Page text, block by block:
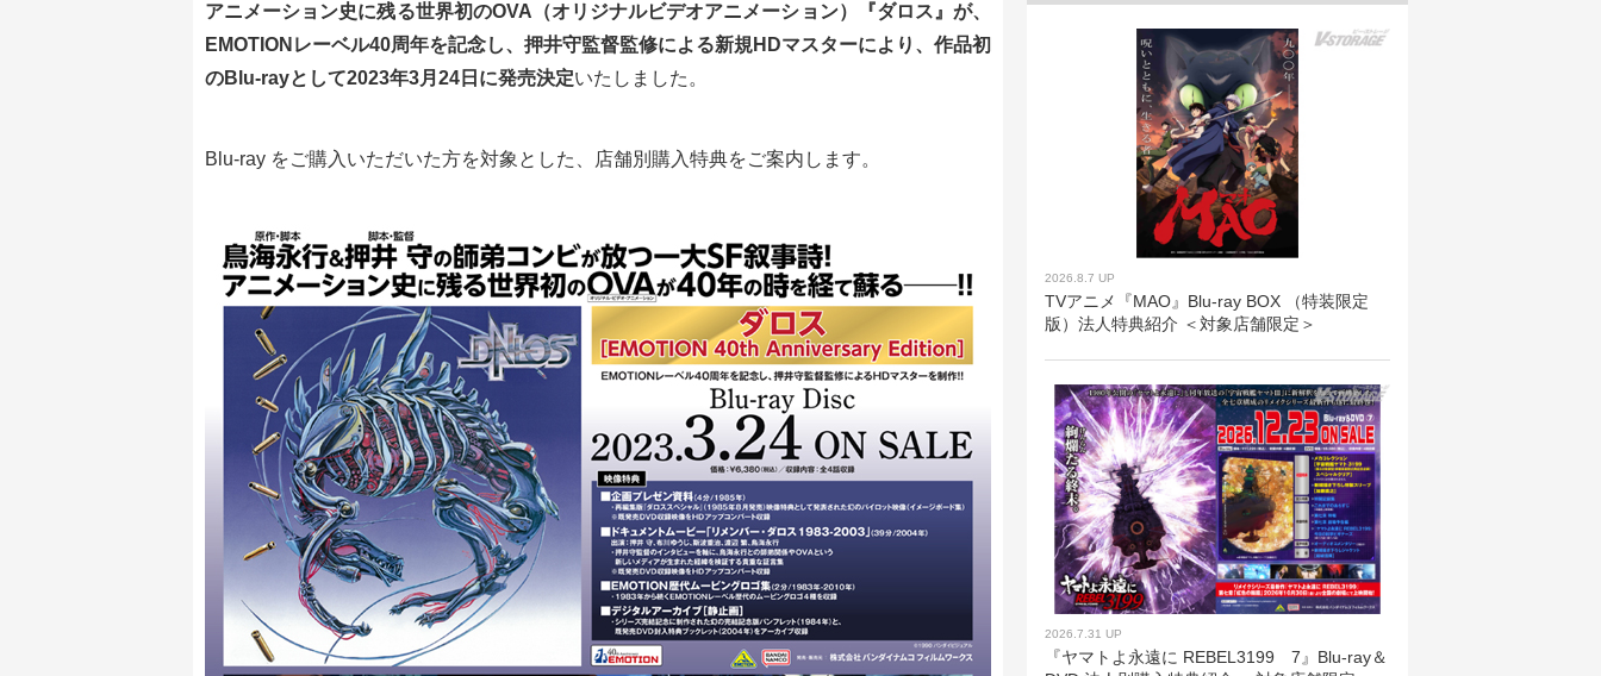
アニメーション史に残る世界初のOVA（オリジナルビデオアニメーション）『ダロス』が、
EMOTION レーベル40周年を記念し、押井守監督監修による新規HDマスターにより、 作品初
のBlu-rayとして2023年3月24日に発売決定いたしました。
Blu-ray をご購入いただいた方を対象とした、店舗別購入特典をご案内します。
2026.8.7 UP
TVアニメ『MAO』Blu-ray BOX （特装限定
版）法人特典紹介 ＜対象店舗限定＞
2026.7.31 UP
『ヤマトよ永遠に REBEL3199 7』Blu-ray＆